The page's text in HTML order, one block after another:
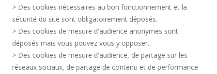
CRÉDITOS
SALA DE PRENSA
SERVICIOS PÚBLICOS +
CONTACTOS
> Des cookies nécessaires au bon fonctionnement et la
sécurité du site sont obligatoirement déposés.
> Des cookies de mesure d'audience anonymes sont
déposés mais vous pouvez vous y opposer.
> Des cookies de mesure d'audience, de partage sur les
réseaux sociaux, de partage de contenu et de performance